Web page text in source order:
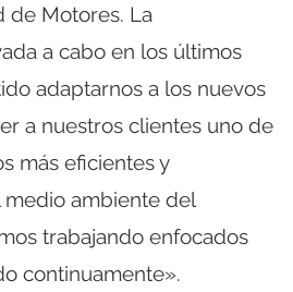
de Motores. La
a cabo en los últimos
adaptarnos a los nuevos
a nuestros clientes uno de
más eficientes y
ambiente del
trabajando enfocados
continuamente».